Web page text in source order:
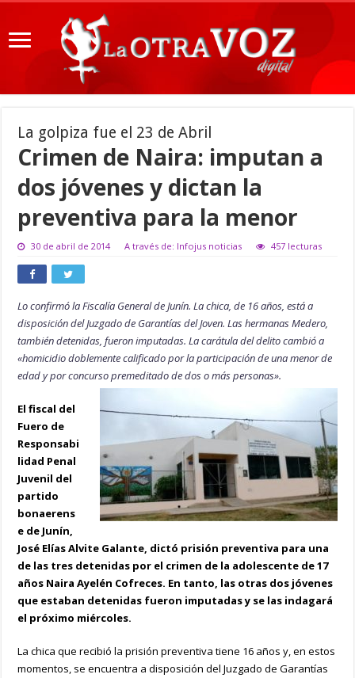
La golpiza fue el 23 de Abril
Crimen de Naira: imputan a
dos jóvenes y dictan la
preventiva para la menor
30 de abril de 2014 A través de: Infojus noticias 457 lecturas
Lo confirmó la Fiscalía General de Junín. La chica, de 16 años, está a
disposición del Juzgado de Garantías del Joven. Las hermanas Medero,
también detenidas, fueron imputadas. La carátula del delito cambió a
«homicidio doblemente calificado por la participación de una menor de
edad y por concurso premeditado de dos o más personas».
El fiscal del
Fuero de
Responsabi
lidad Penal
Juvenil del
partido
bonaerens
e de Junín,
José Elías Alvite Galante, dictó prisión preventiva para una
de las tres detenidas por el crimen de la adolescente de 17
años Naira Ayelén Cofreces. En tanto, las otras dos jóvenes
que estaban detenidas fueron imputadas y se las indagará
el próximo miércoles.
La chica que recibió la prisión preventiva tiene 16 años y, en estos
momentos, se encuentra a disposición del Juzgado de Garantías